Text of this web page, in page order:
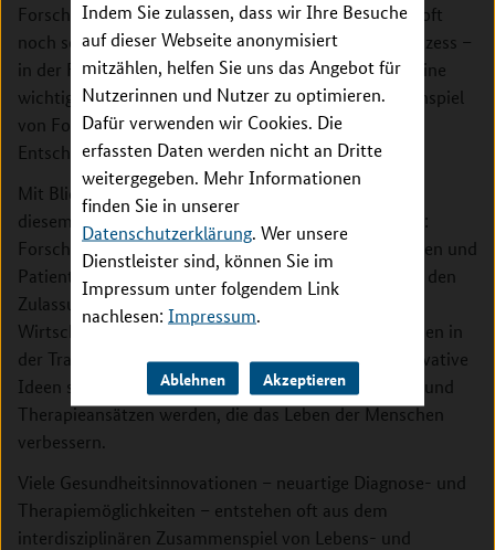
Indem Sie zulassen, dass wir Ihre Besuche
auf dieser Webseite anonymisiert
mitzählen, helfen Sie uns das Angebot für
Nutzerinnen und Nutzer zu optimieren.
Dafür verwenden wir Cookies. Die
erfassten Daten werden nicht an Dritte
weitergegeben. Mehr Informationen
finden Sie in unserer
Datenschutzerklärung. Wer unsere
Dienstleister sind, können Sie im
Impressum unter folgendem Link
nachlesen: Impressum.
Ablehnen Akzeptieren
Forschungsidee bis zum anwendungsreifen Produkt oft
noch sehr lange. Die Bundesregierung will diesen Prozess –
in der Fachwelt „Translation“ genannt – verkürzen. Eine
wichtige Voraussetzung dafür ist das gute Zusammenspiel
von Forschung und Praxis sowie der regulatorischen
Entscheidungsträger.
Mit Blick darauf führt das Rahmenprogramm alle an
diesem Prozess beteiligten Akteure enger zusammen:
Forschende und medizinische Fachkräfte, Patientinnen und
Patienten – aber auch Expertinnen und Experten aus den
Zulassungsbehörden, den Krankenkassen und der
Wirtschaft. Dieses Miteinander soll bestehende Hürden in
der Translation abbauen und dafür sorgen, dass innovative
Ideen schneller zu sicheren Präventions-, Diagnose- und
Therapieansätzen werden, die das Leben der Menschen
verbessern.
Viele Gesundheitsinnovationen – neuartige Diagnose- und
Therapiemöglichkeiten – entstehen oft aus dem
interdisziplinären Zusammenspiel von Lebens- und